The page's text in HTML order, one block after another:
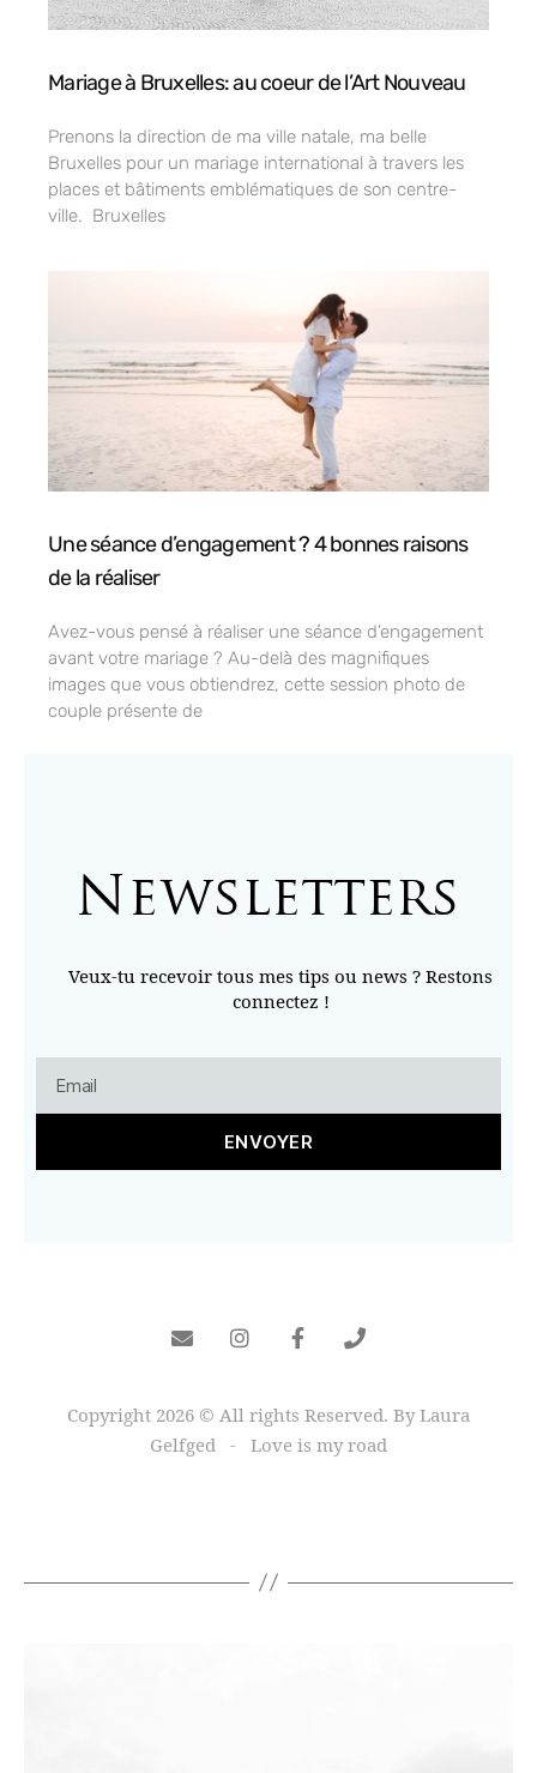
Mariage à Bruxelles: au coeur de l’Art Nouveau
Prenons la direction de ma ville natale, ma belle
Bruxelles pour un mariage international à travers les
places et bâtiments emblématiques de son centre-
ville. Bruxelles
Une séance d’engagement ? 4 bonnes raisons
de la réaliser
Avez-vous pensé à réaliser une séance d’engagement
avant votre mariage ? Au-delà des magnifiques
images que vous obtiendrez, cette session photo de
couple présente de
Newsletters
Veux-tu recevoir tous mes tips ou news ? Restons
connectez !
ENVOYER
Copyright 2026 © All rights Reserved. By Laura
Gelfged - Love is my road